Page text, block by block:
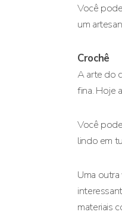
Você
um
Crochê
A arte do
fina. Hoje
Você
lindo em
Uma
materiais